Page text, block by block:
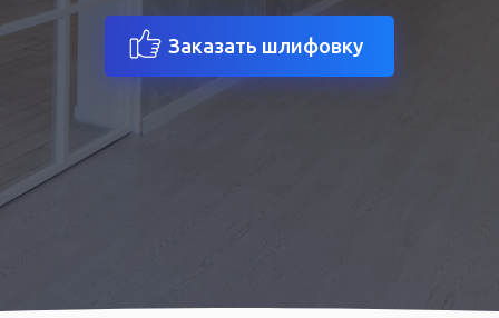
Заказать шлифовку